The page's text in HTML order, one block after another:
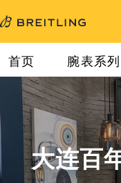
首页 腕表系列
大连百